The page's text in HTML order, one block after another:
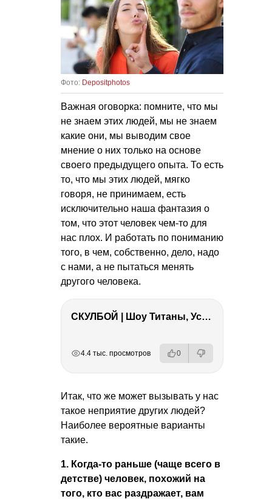
Фото: Depositphotos
Важная оговорка: помните, что мы
не знаем этих людей, мы не знаем
какие они, мы выводим свое
мнение о них только на основе
своего предыдущего опыта. То есть
то, что мы этих людей, мягко
говоря, не принимаем, есть
исключительно наша фантазия о
том, что этот человек чем-то для
нас плох. И работать по пониманию
того, в чем, собственно, дело, надо
с нами, а не пытаться менять
другого человека.
СКУЛБОЙ | Шоу Титаны, Усейн Болт, Ларрат, Зашквар!
4.4 тыс. просмотров 0
Итак, что же может вызывать у нас
такое неприятие других людей?
Наиболее вероятные варианты
такие.
1. Когда-то раньше (чаще всего в
детстве) человек, похожий на
того, кто вас раздражает, вам